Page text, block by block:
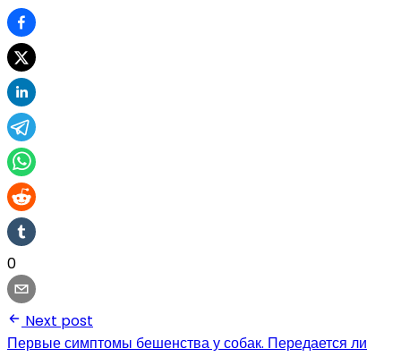
0
Next post
Первые симптомы бешенства у собак. Передается ли